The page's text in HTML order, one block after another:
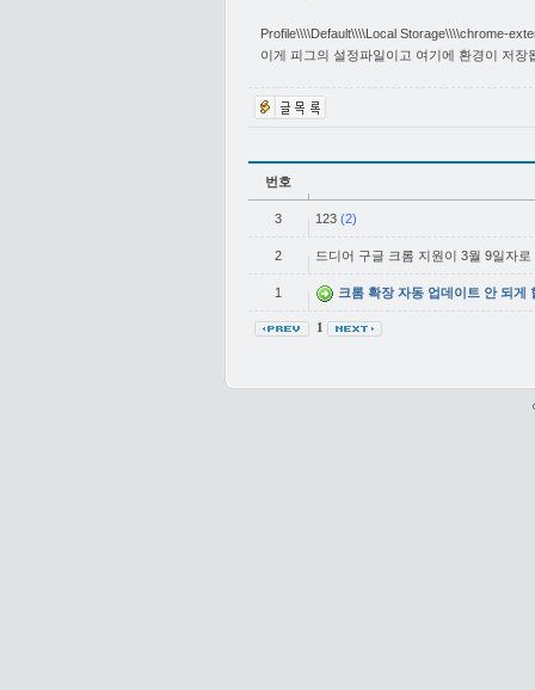
Profile\\\\Default\\\\Local Storage\\\\chrome-
이게 피그의 설정파일이고 여기에 환경이 저장
번호
3 123 (2)
2 드디어 구글 크롬 지원이 3월 9일자
1 크롬 확장 자동 업데이트 안 되게
1